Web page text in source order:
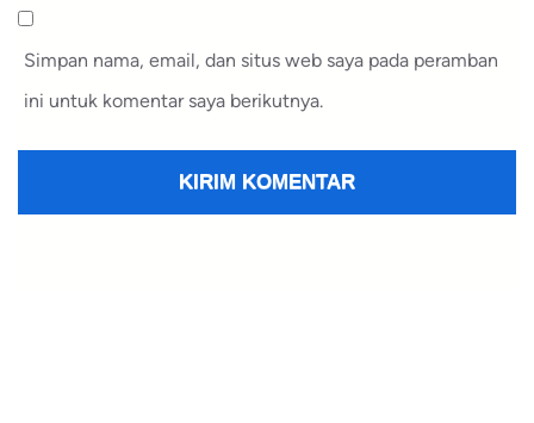
Simpan nama, email, dan situs web saya pada peramban
ini untuk komentar saya berikutnya.